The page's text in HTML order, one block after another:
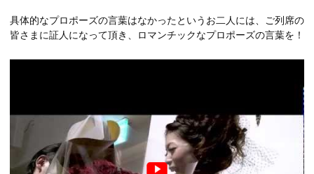
具体的なプロポーズの言葉はなかったというお二人には、ご列席の
皆さまに証人になって頂き、ロマンチックなプロポーズの言葉を！